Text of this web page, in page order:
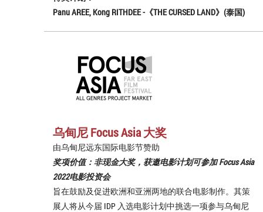
Panu AREE, Kong RITHDEE -《THE CURSED LAND》(泰国)
乌甸尼 Focus Asia 大奖
由乌甸尼远东国际电影节赞助
奖项价值：非现金大奖，获邀电影计划可参加 Focus Asia
2022电影投资会
旨在鼓励及促进欧洲和亚洲两地的联合电影制作。其策
展人将从今届 IDP 入选电影计划中挑选一项参与乌甸尼